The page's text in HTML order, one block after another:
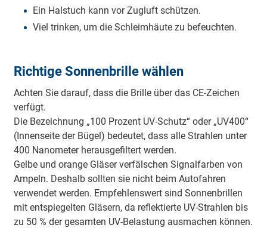
Ein Halstuch kann vor Zugluft schützen.
Viel trinken, um die Schleimhäute zu befeuchten.
Richtige Sonnenbrille wählen
Achten Sie darauf, dass die Brille über das CE-Zeichen
verfügt.
Die Bezeichnung „100 Prozent UV-Schutz“ oder „UV400“
(Innenseite der Bügel) bedeutet, dass alle Strahlen unter
400 Nanometer herausgefiltert werden.
Gelbe und orange Gläser verfälschen Signalfarben von
Ampeln. Deshalb sollten sie nicht beim Autofahren
verwendet werden. Empfehlenswert sind Sonnenbrillen
mit entspiegelten Gläsern, da reflektierte UV-Strahlen bis
zu 50 % der gesamten UV-Belastung ausmachen können.